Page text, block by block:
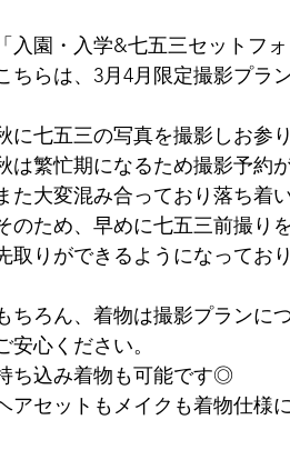
「入園・入学&七五三セットフ
ちらは、3月4月限定撮影プラ
に七五三の写真を撮影しお参
は繁忙期になるため撮影予約
た大変混み合っており落ち着
のため、早めに七五三前撮り
取りができるようになっており
ちろん、着物は撮影プランに
安心ください。
ち込み着物も可能です◎
アセットもメイクも着物仕様